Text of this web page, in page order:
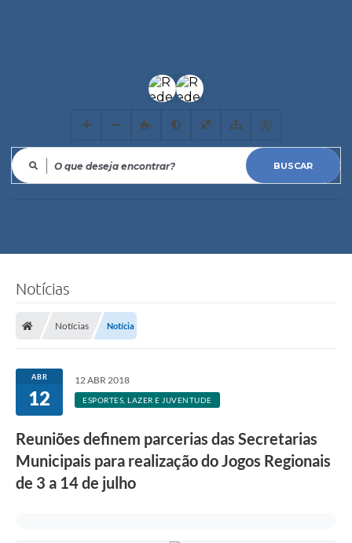
O que deseja encontrar?
Notícias
Notícias Notícia
ABR
12
12 ABR 2018
ESPORTES, LAZER E JUVENTUDE
Reuniões definem parcerias das Secretarias
Municipais para realização do Jogos Regionais
de 3 a 14 de julho